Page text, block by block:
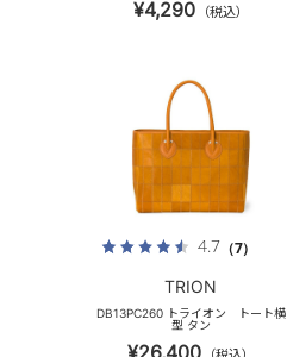
¥4,290 （税込）
4.7（7）
TRION
DB13PC260 トライオン トート横
型 タン
¥26,400